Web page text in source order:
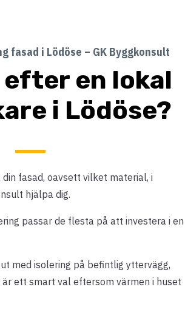
fasad i Lödöse – GK Byggkonsult
efter en lokal
i Lödöse?
fasad, oavsett vilket material, i
hjälpa dig.
passar de flesta på att investera i en
med isolering på befintlig yttervägg,
ett smart val eftersom värmen i huset